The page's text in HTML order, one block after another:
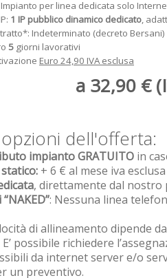
per linea dedicata solo
1 IP pubblico dinamico dedicato,
Indeterminato (decreto Bersani)
5 giorni lavorativi
Euro 24,90 IVA esclusa
a 32,90 €
dell'offerta:
impianto GRATUITO in
+ 6 € al mese iva esclusa
, direttamente dal nostro
: Nessuna linea
di allineamento dipende
E’ possibile richiedere
da internet server e/o
un preventivo.